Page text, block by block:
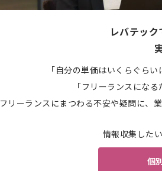
レバテッ
「自分の単価はいくらぐら
「フリーランスにな
フリーランスにまつわる不安や疑問に、
情報収集した
個